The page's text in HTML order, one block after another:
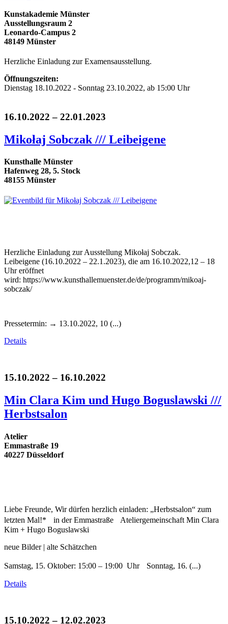
Kunstakademie Münster
Ausstellungsraum 2
Leonardo-Campus 2
48149 Münster
Herzliche Einladung zur Examensausstellung.
Öffnungszeiten:
Dienstag 18.10.2022 - Sonntag 23.10.2022, ab 15:00 Uhr
16.10.2022 – 22.01.2023
Mikołaj Sobczak /// Leibeigene
Kunsthalle Münster
Hafenweg 28, 5. Stock
48155 Münster
Herzliche Einladung zur Ausstellung Mikołaj Sobczak.
Leibeigene (16.10.2022 – 22.1.2023), die am 16.10.2022,12 – 18
Uhr eröffnet
wird: https://www.kunsthallemuenster.de/de/programm/mikoaj-
sobczak/
Pressetermin: → 13.10.2022, 10 (...)
Details
15.10.2022 – 16.10.2022
Min Clara Kim und Hugo Boguslawski ///
Herbstsalon
Atelier
Emmastraße 19
40227 Düsseldorf
Liebe Freunde, Wir dürfen herzlich einladen: „Herbstsalon“ zum
letzten Mal!* in der Emmastraße Ateliergemeinschaft Min Clara
Kim + Hugo Boguslawski
neue Bilder | alte Schätzchen
Samstag, 15. Oktober: 15:00 – 19:00 Uhr Sonntag, 16. (...)
Details
15.10.2022 – 12.02.2023